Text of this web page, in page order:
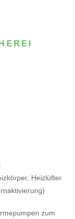
Heizlüfter
zum